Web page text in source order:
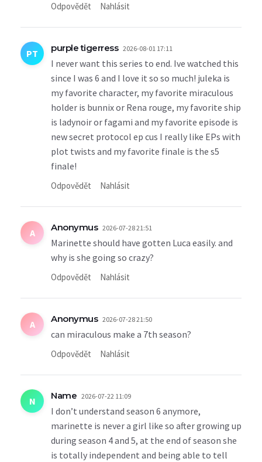
Odpovědět Nahlásit
PT purple tigerress 2026-08-01 17:11
I never want this series to end. Ive watched this
since I was 6 and I love it so so much! juleka is
my favorite character, my favorite miraculous
holder is bunnix or Rena rouge, my favorite ship
is ladynoir or fagami and my favorite episode is
new secret protocol ep cus I really like EPs with
plot twists and my favorite finale is the s5
finale!
Odpovědět Nahlásit
A Anonymus 2026-07-28 21:51
Marinette should have gotten Luca easily. and
why is she going so crazy?
Odpovědět Nahlásit
A Anonymus 2026-07-28 21:50
can miraculous make a 7th season?
Odpovědět Nahlásit
N Name 2026-07-22 11:09
I don’t understand season 6 anymore,
marinette is never a girl like so after growing up
during season 4 and 5, at the end of season she
is totally independent and being able to tell